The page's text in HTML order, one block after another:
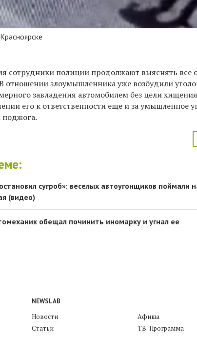
сотрудники полиции продолжают выяснять все
отношении злоумышленника уже возбудили
завладения автомобилем без цели
его к ответственности еще и за умышленное
поджога.
сугроб»: веселых автоугонщиков поймали
(видео)
обещал починить иномарку и угнал ее
NEWSLAB
Новости
Статьи
Афиша
ТВ-Программа